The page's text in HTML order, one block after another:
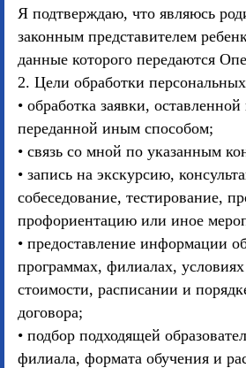
Я подтверждаю, что являюсь
законным представителем
данные которого передаются
2. Цели обработки
• обработка заявки,
переданной иным способом;
• связь со мной по указанным
• запись на экскурсию,
собеседование, тестирование,
профориентацию или иное
• предоставление информации
программах, филиалах,
стоимости, расписании и
договора;
• подбор подходящей
филиала, формата обучения и